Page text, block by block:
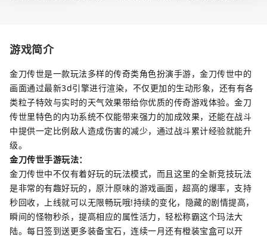
游戏简介
金刀传世是一款玩法多样的传奇类角色扮演手游，金刀传世中的
画面通过最新3d引擎进行渲染，不仅更加的生动形象，还有有各
类粒子特效与实时的天气效果带给你优质的传奇游戏体验。金刀
传世里特色的内功系统不仅能带来强力的加成效果，还能在战斗
中提供一定比例敌人造成伤害的减少，通过战斗累计经验就能升
级。
金刀传世手游玩法：
金刀传世中不仅有着好玩的玩法模式，而且这里的全新竞技玩法
是非常的有趣好玩的，原汁原味的游戏画面，超高的爆率，支持
秒回收，上线就可以无限畅玩哦!持续的变化，隐藏的剧情提高，
瞬间的怪物秒杀，提高相应的属性活力，轻松称霸这个玛法大
陆。每日签到送更多装备宝石，连续一月还有橙装宝盒可以开